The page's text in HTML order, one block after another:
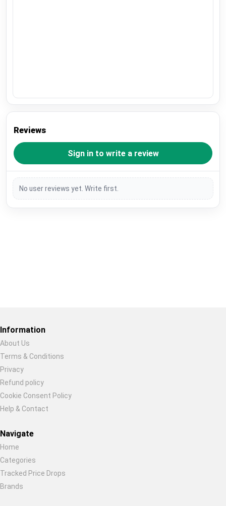
Reviews
Sign in to write a review
No user reviews yet. Write first.
Information
About Us
Terms & Conditions
Privacy
Refund policy
Cookie Consent Policy
Help & Contact
Navigate
Home
Categories
Tracked Price Drops
Brands